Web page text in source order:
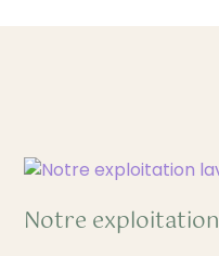
Notre exploitation